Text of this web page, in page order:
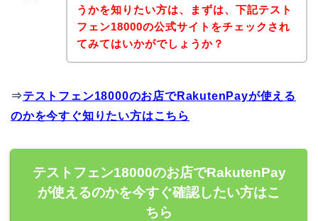
うかを知りたい方は、まずは、下記テスト
フェン18000の公式サイトをチェックされ
てみてはいかがでしょうか？
⇒テストフェン18000のお店でRakutenPayが使える
のかを今すぐ知りたい方はこちら
テストフェン18000のお店でRakutenPay
が使えるのかを今すぐ確認したい方はこ
ちら